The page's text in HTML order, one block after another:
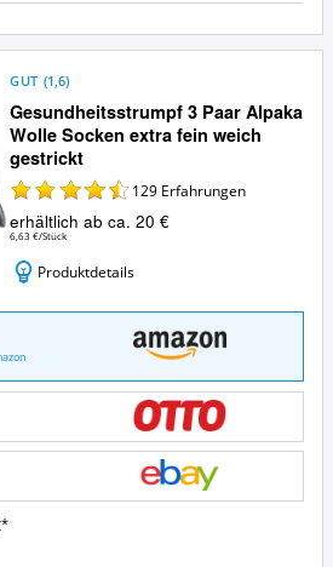
Gesundheitsstrumpf 3 Paar Alpaka
Wolle Socken extra fein weich
gestrickt
GUT (1,6)
129 Erfahrungen
erhältlich ab ca. 20 €
6,63 €/Stück
Produktdetails